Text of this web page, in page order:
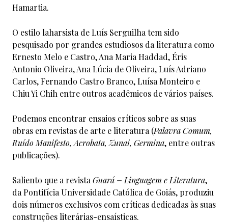
Hamartia.
O estilo laharsista de Luís Serguilha tem sido
pesquisado por grandes estudiosos da literatura como
Ernesto Melo e Castro, Ana Maria Haddad, Éris
Antonio Oliveira, Ana Lúcia de Oliveira, Luís Adriano
Carlos, Fernando Castro Branco, Luísa Monteiro e
Chiu Yi Chih entre outros acadêmicos de vários países.
Podemos encontrar ensaios críticos sobre as suas
obras em revistas de arte e literatura (Palavra Comum,
Ruído Manifesto, Acrobata, Zunai, Germina, entre outras
publicações).
Saliento que a revistaGuará–Linguagem e Literatura,
da Pontifícia Universidade Católica de Goiás, produziu
dois números exclusivos com críticas dedicadas às suas
construções literárias-ensaísticas.